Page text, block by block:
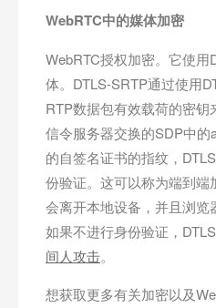
WebRTC中的媒体加密
WebRTC授权加密。它使用
体。DTLS-SRTP通过使用
RTP数据包有效载荷的密
信令服务器交换的SDP中
的自签名证书的指纹，
份验证。这可以称为端到端
会离开本地设备，并且浏览
如果不进行身份验证，
间人攻击。
想获取更多有关加密以及